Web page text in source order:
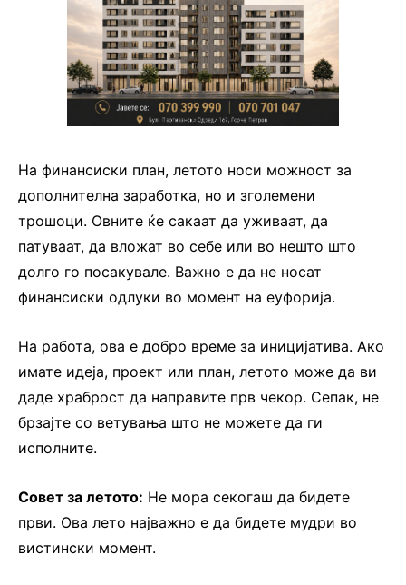
На финансиски план, летото носи можност за
дополнителна заработка, но и зголемени
трошоци. Овните ќе сакаат да уживаат, да
патуваат, да вложат во себе или во нешто што
долго го посакувале. Важно е да не носат
финансиски одлуки во момент на еуфорија.
На работа, ова е добро време за иницијатива. Ако
имате идеја, проект или план, летото може да ви
даде храброст да направите прв чекор. Сепак, не
брзајте со ветувања што не можете да ги
исполните.
Совет за летото: Не мора секогаш да бидете
први. Ова лето најважно е да бидете мудри во
вистински момент.